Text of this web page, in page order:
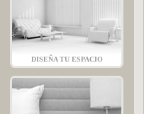
DISEÑA TU ESPACIO